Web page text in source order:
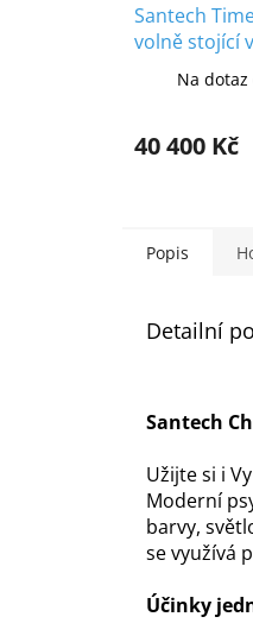
Santech
volně stojící
Na
40 400 Kč
Popis
Detailní
Santech
Užijte si i
Moderní
barvy,
se využívá
Účinky